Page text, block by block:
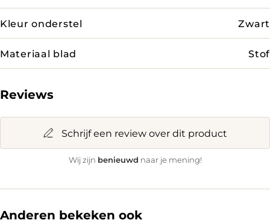
Kleur onderstel Zwart
Materiaal blad Stof
Reviews
Schrijf een review over dit product
Wij zijn benieuwd naar je mening!
Anderen bekeken ook